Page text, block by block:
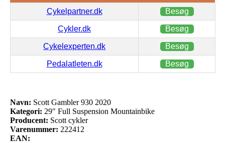
Cykelpartner.dk Besøg
Cykler.dk Besøg
Cykelexperten.dk Besøg
Pedalatleten.dk Besøg
Navn: Scott Gambler 930 2020
Kategori: 29″ Full Suspension Mountainbike
Producent: Scott cykler
Varenummer: 222412
EAN: